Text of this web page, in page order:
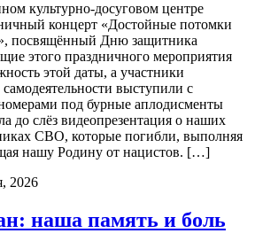
культурно-досуговом центре
концерт «Достойные потомки
посвящённый Дню защитника
этого праздничного мероприятия
этой даты, а участники
выступили с
под бурные аплодисменты
до слёз видеопрезентация о наших
СВО, которые погибли, выполняя
нашу Родину от нацистов. […]
2026
наша память и боль